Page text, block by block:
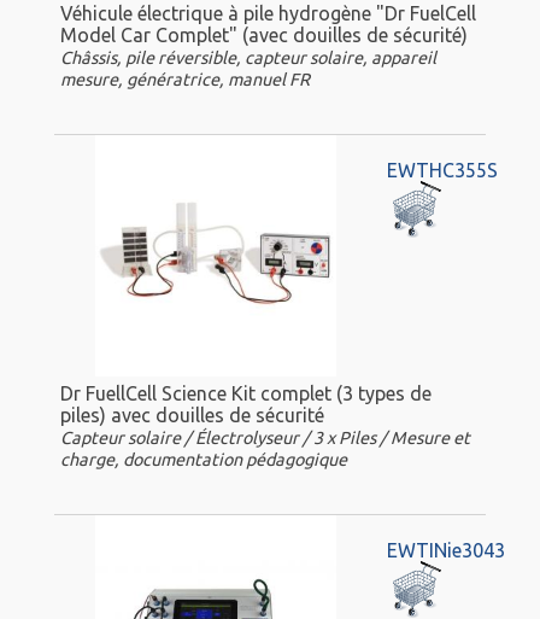
Véhicule électrique à pile hydrogène "Dr FuelCell
Model Car Complet" (avec douilles de sécurité)
Châssis, pile réversible, capteur solaire, appareil
mesure, génératrice, manuel FR
EWTHC355S
Dr FuellCell Science Kit complet (3 types de
piles) avec douilles de sécurité
Capteur solaire / Électrolyseur / 3 x Piles / Mesure et
charge, documentation pédagogique
EWTINie3043